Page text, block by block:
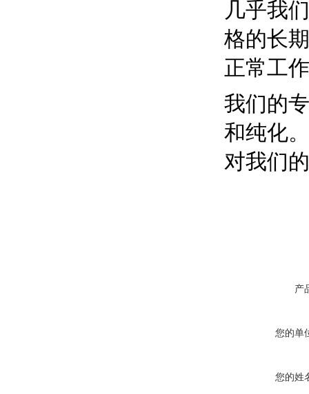
几乎我
格的长
正常工
我们的
和纯化
对我们
产
您的单
您的姓